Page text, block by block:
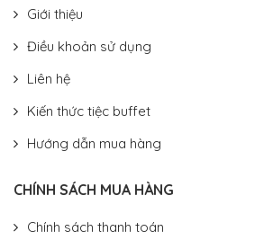
Giới thiệu
Điều khoản sử dụng
Liên hệ
Kiến thức tiệc buffet
Hướng dẫn mua hàng
CHÍNH SÁCH MUA HÀNG
Chính sách thanh toán